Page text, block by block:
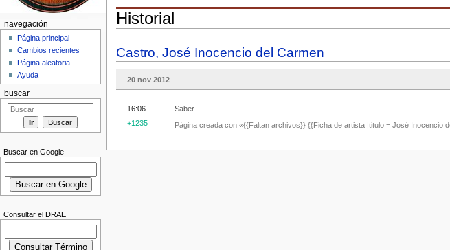
Historial
Castro, José Inocencio del Carmen
20 nov 2012
Saber
Página creada con «{{Faltan archivos}} {{Ficha de artista |titulo = José Inocencio
16:06
+1235
navegación
Página principal
Cambios recientes
Página aleatoria
Ayuda
buscar
Buscar en Google
Consultar el DRAE